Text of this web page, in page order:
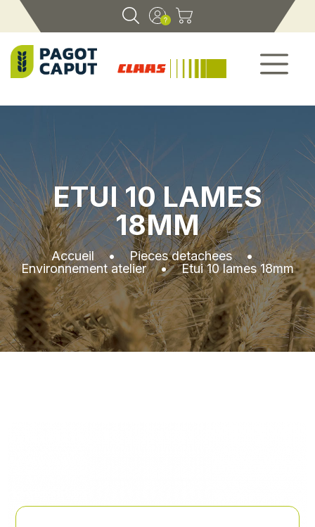
ETUI 10 LAMES
18MM
Accueil•Pieces detachees•
Environnement atelier•Etui 10 lames 18mm